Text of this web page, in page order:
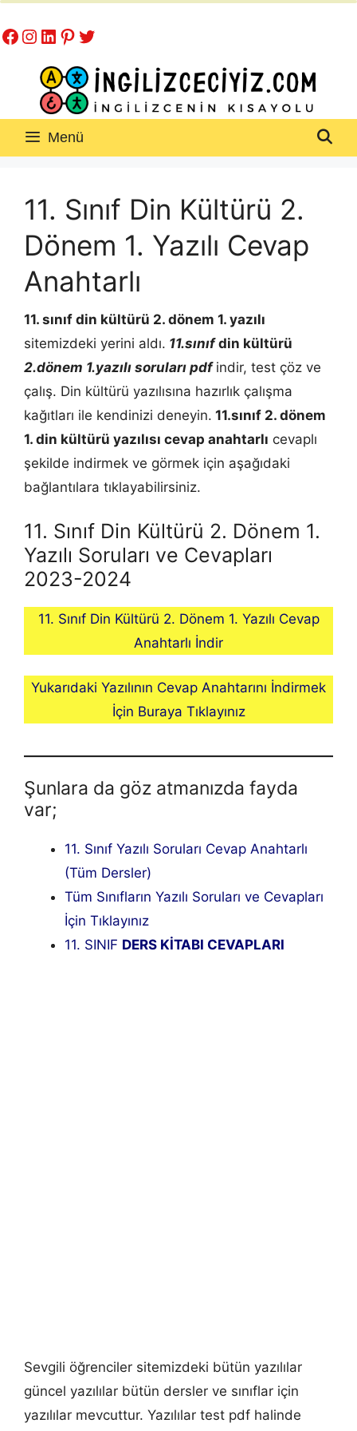
atla
Facebook
Instagram
LinkedIn
Pinterest
Twitter
Menü
11. Sınıf Din Kültürü 2.
Dönem 1. Yazılı Cevap
Anahtarlı
11. sınıf din kültürü 2. dönem 1. yazılı
sitemizdeki yerini aldı. 11.sınıfdin kültürü
2.dönem 1.yazılı soruları pdf indir, test çöz ve
çalış. Din kültürü yazılısına hazırlık çalışma
kağıtları ile kendinizi deneyin. 11.sınıf 2. dönem
1. din kültürü yazılısı cevap anahtarlı cevaplı
şekilde indirmek ve görmek için aşağıdaki
bağlantılara tıklayabilirsiniz.
11. Sınıf Din Kültürü 2. Dönem 1.
Yazılı Soruları ve Cevapları
2023-2024
11. Sınıf Din Kültürü 2. Dönem 1. Yazılı Cevap
Anahtarlı İndir
Yukarıdaki Yazılının Cevap Anahtarını İndirmek
İçin Buraya Tıklayınız
Şunlara da göz atmanızda fayda
var;
11. Sınıf Yazılı Soruları Cevap Anahtarlı
(Tüm Dersler)
Tüm Sınıfların Yazılı Soruları ve Cevapları
İçin Tıklayınız
11. SINIF DERS KİTABI CEVAPLARI
Sevgili öğrenciler sitemizdeki bütün yazılılar
güncel yazılılar bütün dersler ve sınıflar için
yazılılar mevcuttur. Yazılılar test pdf halinde